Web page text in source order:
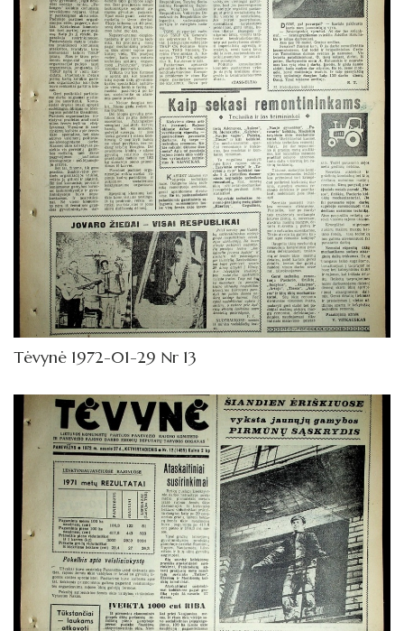
1972
Sausis
Vasaris
Kovas
Balandis
Gegužė
Birželis
Liepa
Rugpjūtis
Rugsėjis
Lapkritis
Gruodis
1971
1970
1969
1968
Tėvynė 1972-01-29 Nr 13